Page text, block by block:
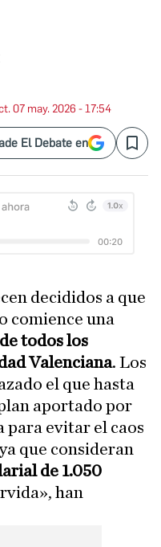
07 may. 2026 - 17:54
El Debate en Save
decididos a que
comience una
todos los
Valenciana. Los
el que hasta
aportado por
para evitar el caos
que consideran
de 1.050
han